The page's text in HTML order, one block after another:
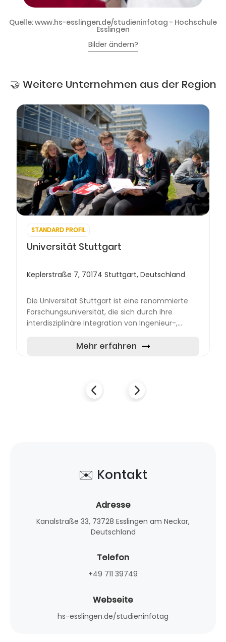
Quelle: www.hs-esslingen.de/studieninfotag - Hochschule
Esslingen
Bilder ändern?
🤝 Weitere Unternehmen aus der Region
STANDARD PROFIL
Universität Stuttgart
Keplerstraße 7, 70174 Stuttgart, Deutschland
Die Universität Stuttgart ist eine renommierte
Forschungsuniversität, die sich durch ihre
interdisziplinäre Integration von Ingenieur-,
Sozialwissenschaften auszeic...
Mehr erfahren
✉️ Kontakt
Adresse
Kanalstraße 33, 73728 Esslingen am Neckar,
Deutschland
Telefon
+49 711 39749
Webseite
hs-esslingen.de/studieninfotag